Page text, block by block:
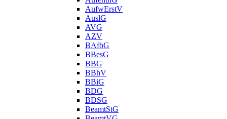
AufwErstV
AuslG
AVG
AZV
BAföG
BBesG
BBG
BBhV
BBiG
BDG
BDSG
BeamtStG